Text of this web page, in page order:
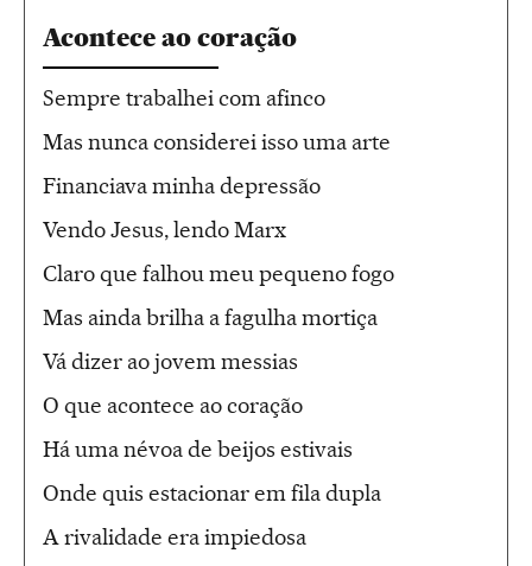
Acontece ao coração
Sempre trabalhei com afinco
Mas nunca considerei isso uma arte
Financiava minha depressão
Vendo Jesus, lendo Marx
Claro que falhou meu pequeno fogo
Mas ainda brilha a fagulha mortiça
Vá dizer ao jovem messias
O que acontece ao coração
Há uma névoa de beijos estivais
Onde quis estacionar em fila dupla
A rivalidade era impiedosa